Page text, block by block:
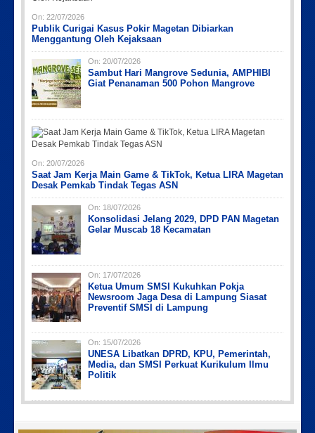
On: 22/07/2026
Publik Curigai Kasus Pokir Magetan Dibiarkan
Menggantung Oleh Kejaksaan
On: 20/07/2026
Sambut Hari Mangrove Sedunia, AMPHIBI
Giat Penanaman 500 Pohon Mangrove
On: 20/07/2026
Saat Jam Kerja Main Game & TikTok, Ketua LIRA Magetan
Desak Pemkab Tindak Tegas ASN
On: 18/07/2026
Konsolidasi Jelang 2029, DPD PAN Magetan
Gelar Muscab 18 Kecamatan
On: 17/07/2026
Ketua Umum SMSI Kukuhkan Pokja
Newsroom Jaga Desa di Lampung Siasat
Preventif SMSI di Lampung
On: 15/07/2026
UNESA Libatkan DPRD, KPU, Pemerintah,
Media, dan SMSI Perkuat Kurikulum Ilmu
Politik